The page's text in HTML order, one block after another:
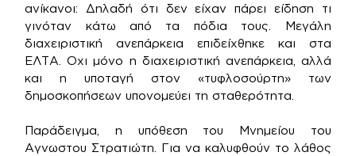
ανίκανοι: Δηλαδή ότι δεν είχαν πάρει είδηση τι
γινόταν κάτω από τα πόδια τους. Μεγάλη
διαχειριστική ανεπάρκεια επιδείχθηκε και στα
ΕΛΤΑ. Οχι μόνο η διαχειριστική ανεπάρκεια, αλλά
και η υποταγή στον «τυφλοσούρτη» των
δημοσκοπήσεων υπονομεύει τη σταθερότητα.
Παράδειγμα, η υπόθεση του Μνημείου του
Αγνωστου Στρατιώτη. Για να καλυφθούν το λάθος